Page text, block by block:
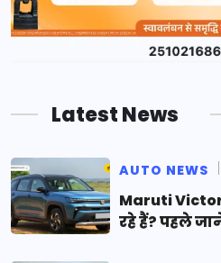
Latest News
AUTO NEWS
Maruti
रहे हैं? पहले